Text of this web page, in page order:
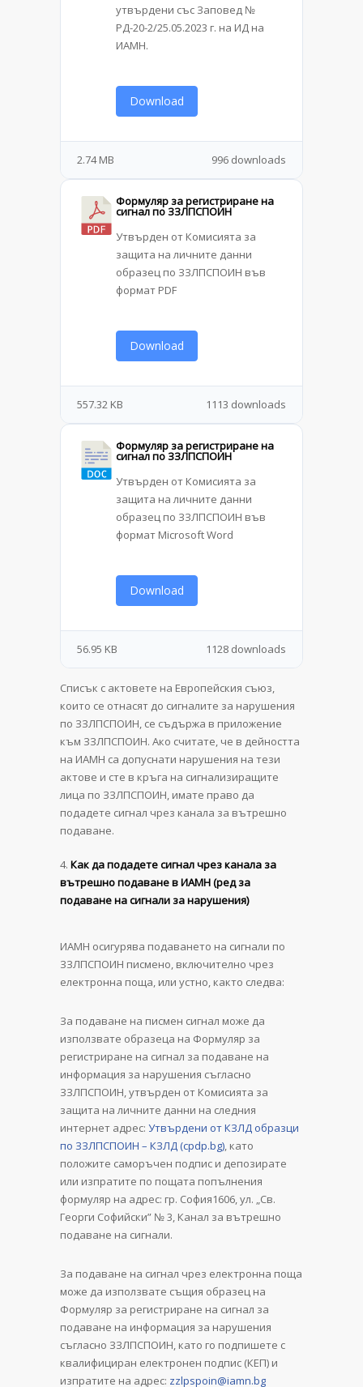
утвърдени със Заповед №
РД-20-2/25.05.2023 г. на ИД на
ИАМН.
Download
996 downloads
2.74 MB
Формуляр за регистриране на
сигнал по ЗЗЛПСПОИН
Утвърден от Комисията за
защита на личните данни
образец по ЗЗЛПСПОИН във
формат PDF
Download
1113 downloads
557.32 KB
Формуляр за регистриране на
сигнал по ЗЗЛПСПОИН
Утвърден от Комисията за
защита на личните данни
образец по ЗЗЛПСПОИН във
формат Microsoft Word
Download
1128 downloads
56.95 KB
Списък с актовете на Европейския съюз,
които се отнасят до сигналите за нарушения
по ЗЗЛПСПОИН, се съдържа в приложение
към ЗЗЛПСПОИН. Ако считате, че в дейността
на ИАМН са допуснати нарушения на тези
актове и сте в кръга на сигнализиращите
лица по ЗЗЛПСПОИН, имате право да
подадете сигнал чрез канала за вътрешно
подаване.
Как да подадете сигнал чрез канала за
вътрешно подаване в ИАМН (ред за
подаване на сигнали за нарушения)
ИАМН осигурява подаването на сигнали по
ЗЗЛПСПОИН писмено, включително чрез
електронна поща, или устно, както следва:
За подаване на писмен сигнал може да
използвате образеца на Формуляр за
регистриране на сигнал за подаване на
информация за нарушения съгласно
ЗЗЛПСПОИН, утвърден от Комисията за
защита на личните данни на следния
интернет адрес: Утвърдени от КЗЛД образци
по ЗЗЛПСПОИН – КЗЛД (cpdp.bg), като
положите саморъчен подпис и депозирате
или изпратите по пощата попълнения
формуляр на адрес: гр. София1606, ул. „Св.
Георги Софийски” № 3, Канал за вътрешно
подаване на сигнали.
За подаване на сигнал чрез електронна поща
може да използвате същия образец на
Формуляр за регистриране на сигнал за
подаване на информация за нарушения
съгласно ЗЗЛПСПОИН, като го подпишете с
квалифициран електронен подпис (КЕП) и
изпратите на адрес: zzlpspoin@iamn.bg